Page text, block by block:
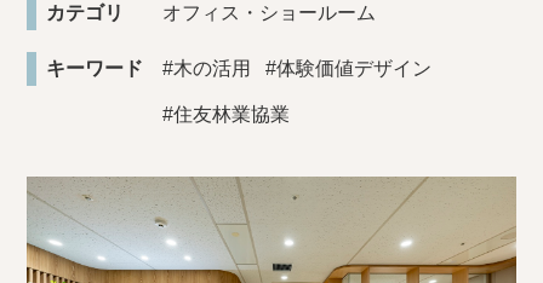
カテゴリ オフィス・ショールーム
キーワード #木の活用 #体験価値デザイン
#住友林業協業